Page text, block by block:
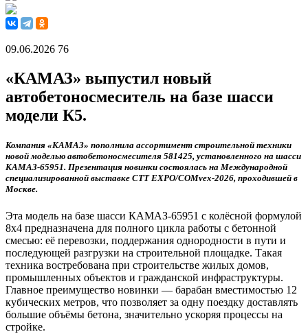
09.06.2026 76
«КАМАЗ» выпустил новый
автобетоносмеситель на базе шасси
модели К5.
Компания «КАМАЗ» пополнила ассортимент строительной техники
новой моделью автобетоносмесителя 581425, установленного на шасси
КАМАЗ-65951. Презентация новинки состоялась на Международной
специализированной выставке CTT EXPO/COMvex-2026, проходившей в
Москве.
Эта модель на базе шасси КАМАЗ-65951 с колёсной формулой
8х4 предназначена для полного цикла работы с бетонной
смесью: её перевозки, поддержания однородности в пути и
последующей разгрузки на строительной площадке. Такая
техника востребована при строительстве жилых домов,
промышленных объектов и гражданской инфраструктуры.
Главное преимущество новинки — барабан вместимостью 12
кубических метров, что позволяет за одну поездку доставлять
большие объёмы бетона, значительно ускоряя процессы на
стройке.